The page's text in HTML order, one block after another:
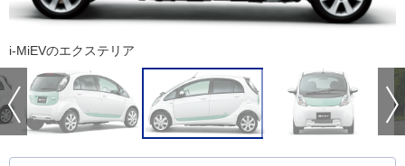
i-MiEVのエクステリア